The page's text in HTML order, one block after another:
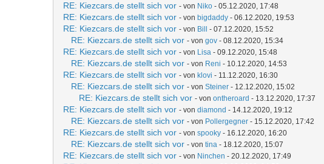
RE: Kiezcars.de stellt sich vor - von Niko - 05.12.2020, 17:48
RE: Kiezcars.de stellt sich vor - von bigdaddy - 06.12.2020, 19:53
RE: Kiezcars.de stellt sich vor - von Bill - 07.12.2020, 15:52
RE: Kiezcars.de stellt sich vor - von gov - 08.12.2020, 15:34
RE: Kiezcars.de stellt sich vor - von Lisa - 09.12.2020, 15:48
RE: Kiezcars.de stellt sich vor - von Reni - 10.12.2020, 14:53
RE: Kiezcars.de stellt sich vor - von klovi - 11.12.2020, 16:30
RE: Kiezcars.de stellt sich vor - von Steiner - 12.12.2020, 15:02
RE: Kiezcars.de stellt sich vor - von ontheroard - 13.12.2020, 17:37
RE: Kiezcars.de stellt sich vor - von diamond - 14.12.2020, 19:12
RE: Kiezcars.de stellt sich vor - von Pollergegner - 15.12.2020, 17:42
RE: Kiezcars.de stellt sich vor - von spooky - 16.12.2020, 16:20
RE: Kiezcars.de stellt sich vor - von tina - 18.12.2020, 15:07
RE: Kiezcars.de stellt sich vor - von Ninchen - 20.12.2020, 17:49